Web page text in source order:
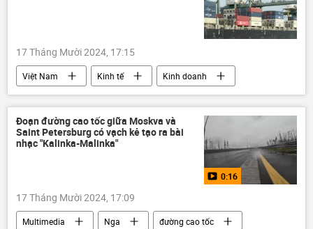
17 Tháng Mười 2024, 17:15
Việt Nam Kinh tế
Kinh doanh
thương mại
Hoa Kỳ
Thế giới
xuất khẩu
nhập khẩu
Bộ Công Thương
Đoạn đường cao tốc giữa Moskva và
Saint Petersburg có vạch kẻ tạo ra bài
nhạc "Kalinka-Malinka"
0:16
17 Tháng Mười 2024, 17:09
Multimedia Nga
đường cao tốc